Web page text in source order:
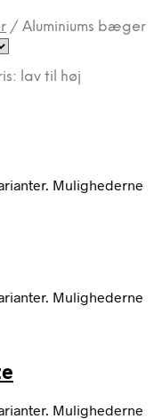
/ Aluminiums bæger
lav til høj
Mulighederne
Mulighederne
Mulighederne